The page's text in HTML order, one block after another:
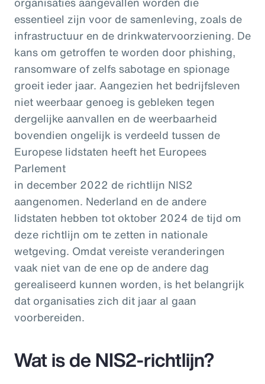
essentieel zijn voor de samenleving, zoals de
infrastructuur en de drinkwatervoorziening. De
kans om getroffen te worden door phishing,
ransomware of zelfs sabotage en spionage
groeit ieder jaar. Aangezien het bedrijfsleven
niet weerbaar genoeg is gebleken tegen
dergelijke aanvallen en de weerbaarheid
bovendien ongelijk is verdeeld tussen de
Europese lidstaten heeft het Europees
Parlement
in december 2022 de richtlijn NIS2
aangenomen. Nederland en de andere
lidstaten hebben tot oktober 2024 de tijd om
deze richtlijn om te zetten in nationale
wetgeving. Omdat vereiste veranderingen
vaak niet van de ene op de andere dag
gerealiseerd kunnen worden, is het belangrijk
dat organisaties zich dit jaar al gaan
voorbereiden.
Wat is de NIS2-richtlijn?